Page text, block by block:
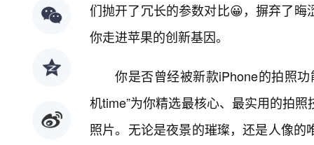
们抛开了冗长的参数对比😀，摒弃了
你走进苹果的创新基因。
你是否曾经被新款iPhone的拍照
机time”为你精选最核心、最实用的拍
照片。无论是夜景的璀璨，还是人像